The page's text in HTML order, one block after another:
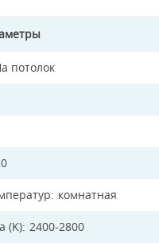
потолок
комнатная
(K) 2400-2800